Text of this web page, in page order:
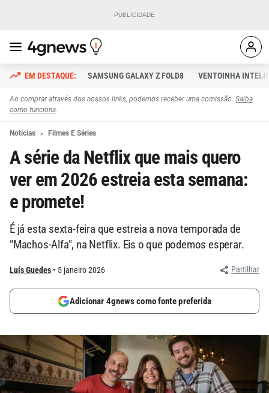
SAMSUNG GALAXY Z FOLD8 VENTOINHA
Ao comprar através dos nossos links, podemos receber uma comissão. Saiba
como funciona.
Notícias Filmes E Séries
A série da Netflix que mais quero
ver em 2026 estreia esta semana:
e promete!
É já esta sexta-feira que estreia a nova temporada de
"Machos-Alfa", na Netflix. Eis o que podemos esperar.
Luís Guedes 5 janeiro 2026 Partilhar
Adicionar 4gnews como fonte preferida